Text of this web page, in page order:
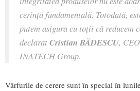
cerință fundamentală. Totodată,
putem asigura cu toții că reducem
declaratCristian BĂDESCU,
INATECH Group.
Vârfurile de cerere sunt în special în